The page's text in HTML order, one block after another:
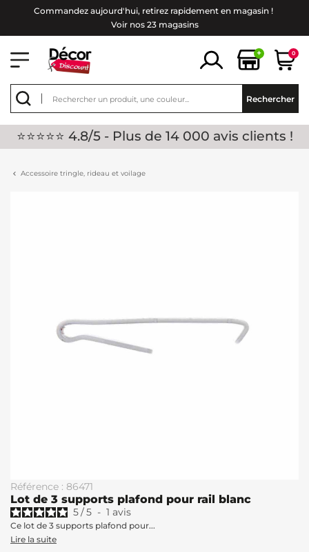
Commandez aujourd'hui, retirez rapidement en magasin !
Voir nos 23 magasins
+ 0
Rechercher
⭐⭐⭐⭐⭐ 4.8/5 - Plus de 14 000 avis clients !
Accessoire tringle, rideau et voilage
Référence : 86471
Lot de 3 supports plafond pour rail blanc
5/5 - 1 avis
Ce lot de 3 supports plafond pour...
Lire la suite